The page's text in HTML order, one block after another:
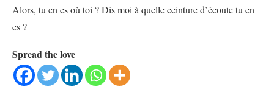
Alors, tu en es où toi ? Dis moi à quelle ceinture d’écoute tu en
es ?
Spread the love